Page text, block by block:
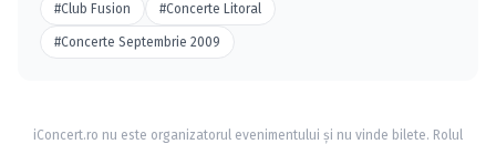
#Club Fusion #Concerte Litoral
#Concerte Septembrie 2009
iConcert.ro nu este organizatorul evenimentului și nu vinde bilete. Rolul